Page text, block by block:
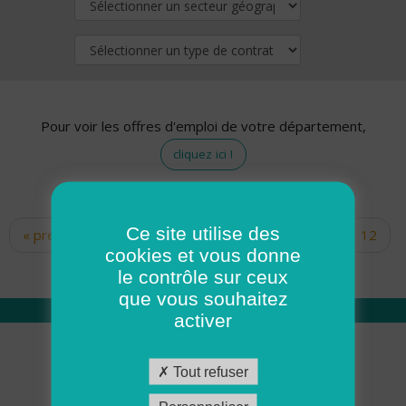
Pour voir les offres d'emploi de votre département,
cliquez ici !
Pages
« premier ‹ précédent … 10
12
14 15 16 17
Qui sommes nous
Académie ADMR
Ce site utilise des
cookies et vous donne
le contrôle sur ceux
que vous souhaitez
activer
Tout refuser